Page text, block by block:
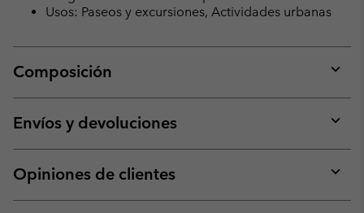
Usos: Paseos y excursiones, Actividades urbanas
Composición
or
Envíos y devoluciones
or
Opiniones de clientes
or